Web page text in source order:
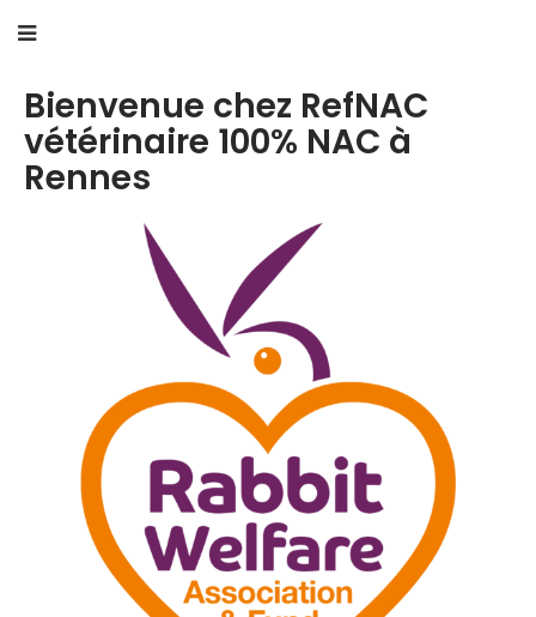
Bienvenue chez RefNAC
vétérinaire 100% NAC à
Rennes